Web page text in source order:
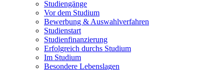
Studiengänge
Vor dem Studium
Bewerbung & Auswahlverfahren
Studienstart
Studienfinanzierung
Erfolgreich durchs Studium
Im Studium
Besondere Lebenslagen